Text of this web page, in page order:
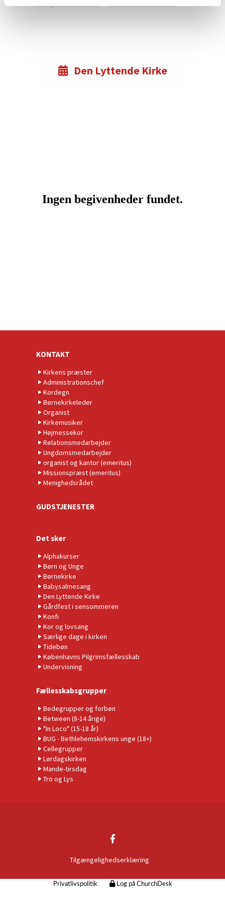
Den Lyttende Kirke
KONTAKT
Kirkens præster
Administrationschef
Kordegn
Børnekirkeleder
Organist
Kirkemusiker
Højmessekor
Relationsmedarbejder
Ungdomsmedarbejder
organist og kantor (emeritus)
Missionspræst (emeritus)
Menighedsrådet
GUDSTJENESTER
Det sker
Alphakurser
Børn og Unge
Børnekirke
Babysalmesang
Den Lyttende Kirke
Gårdfest i sensommeren
Konfi
Kor og lovsang
Særlige dage i kirken
Tidebøn
Københavns Pilgrimsfællesskab
Undervisning
Fællesskabsgrupper
Bedegrupper og forbøn
Between (8-14 årige)
"In Loco" (15-18 år)
BUG - Bethlehemskirkens unge (18+)
Cellegrupper
Lørdagskirken
Mande-tirsdag
Tro og Lys
Tilgængelighedserklæring
Privatlivspolitik Log på ChurchDesk